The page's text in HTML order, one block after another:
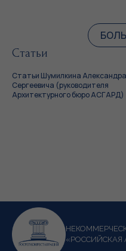
Статьи
Статьи Шумилкина Александра
Сергеевича (руководителя
Архитектурного бюро АСГАРД)
«РОССИЙСКАЯ